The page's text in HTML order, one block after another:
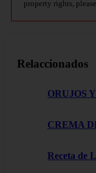
property rights,
Relaccionados
ORUJOS
CREMA
Receta de